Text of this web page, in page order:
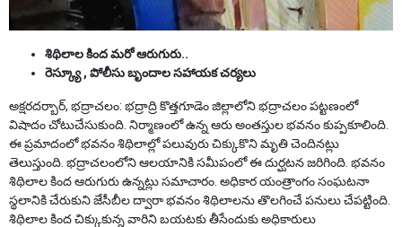
శిథిలాల కింద మ‌రో ఆరుగురు..
రెస్క్యూ , పోలీసు బృందాల స‌హాయ‌క చ‌ర్య‌లు
అక్ష‌ర‌ద‌ర్బార్‌, భ‌ద్రాచ‌లం: భద్రాద్రి కొత్తగూడెం జిల్లాలోని భద్రాచలం పట్టణంలో
విషాదం చోటుచేసుకుంది. నిర్మాణంలో ఉన్న ఆరు అంతస్తుల భవనం కుప్పకూలింది.
ఈ ప్రమాదంలో భవనం శిథిలాల్లో పలువురు చిక్కుకొని మృతి చెందినట్లు
తెలుస్తుంది. భద్రాచలంలోని ఆలయానికి సమీపంలో ఈ దుర్ఘటన జరిగింది. భవనం
శిథిలాల కింద ఆరుగురు ఉన్నట్లు సమాచారం. అధికార యంత్రాంగం సంఘటనా
స్థలానికి చేరుకుని జేసీబీల ద్వారా భవనం శిథిలాలను తొలగించే పనులు చేపట్టింది.
శిథిలాల కింద చిక్కుకున్న వారిని బయటకు తీసేందుకు అధికారులు